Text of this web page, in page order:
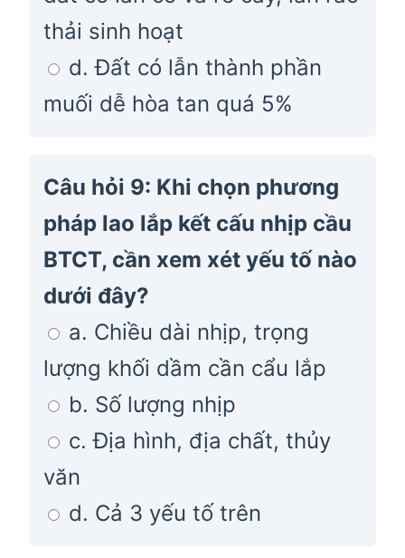
thải sinh hoạt
d. Đất có lẫn thành phần
muối dễ hòa tan quá 5%
Câu hỏi 9: Khi chọn phương
pháp lao lắp kết cấu nhịp cầu
BTCT, cần xem xét yếu tố nào
dưới đây?
a. Chiều dài nhịp, trọng
lượng khối dầm cần cẩu lắp
b. Số lượng nhịp
c. Địa hình, địa chất, thủy
văn
d. Cả 3 yếu tố trên